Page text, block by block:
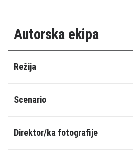
Autorska ekipa
Režija
Scenario
Direktor/ka fotografije